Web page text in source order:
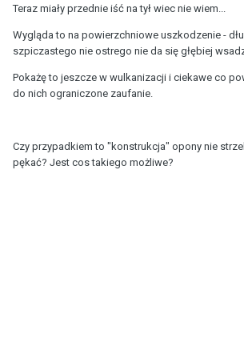
Teraz miały przednie iść na tył wiec nie wiem...
Wygląda to na powierzchniowe uszkodzenie -
szpiczastego nie ostrego nie da się głębiej
Pokażę to jeszcze w wulkanizacji i ciekawe co
do nich ograniczone zaufanie.
Czy przypadkiem to "konstrukcja" opony nie
pękać? Jest cos takiego możliwe?